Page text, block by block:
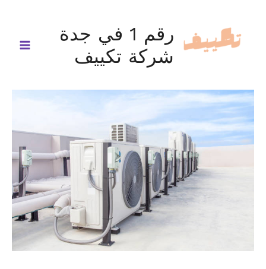
المحتوى
رقم 1 في جدة
شركة تكييف